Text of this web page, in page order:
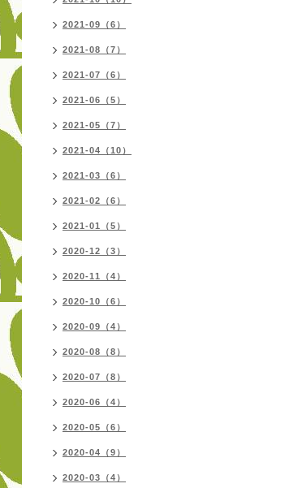
2021-09（6）
2021-08（7）
2021-07（6）
2021-06（5）
2021-05（7）
2021-04（10）
2021-03（6）
2021-02（6）
2021-01（5）
2020-12（3）
2020-11（4）
2020-10（6）
2020-09（4）
2020-08（8）
2020-07（8）
2020-06（4）
2020-05（6）
2020-04（9）
2020-03（4）